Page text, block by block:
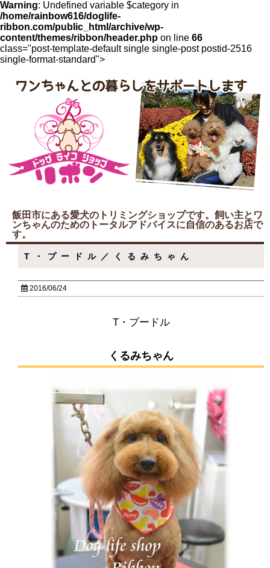
Warning: Undefined variable $category in
/home/rainbow616/doglife-
ribbon.com/public_html/archive/wp-
content/themes/ribbon/header.php on line 66
class="post-template-default single single-post postid-2516
single-format-standard">
飯田市にある愛犬のトリミングショップです。飼い主とワ
ンちゃんのためのトータルアドバイスに自信のあるお店で
す。
T・プードル／くるみちゃん
2016/06/24
T・プードル
くるみちゃん